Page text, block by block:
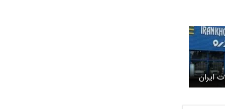
ایران
خودرو ویژه بهمن ۱۴۰۴ اعلام شد